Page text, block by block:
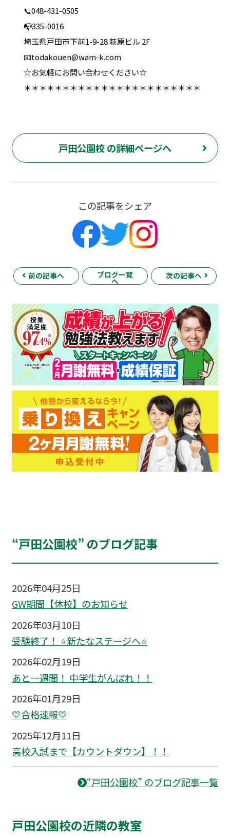
📞048-431-0505
📭335-0016
埼玉県戸田市下前1-9-28 萩原ビル 2F
📧todakouen@wam-k.com
☆お気軽にお問い合わせください☆
＊＊＊＊＊＊＊＊＊＊＊＊＊＊＊＊＊＊＊＊＊＊＊
戸田公園校 の詳細ページへ
この記事をシェア
前の記事へ ブログ一覧
へ
次の記事へ
“戸田公園校” のブログ記事
2026年04月25日
GW期間【休校】のお知らせ
2026年03月10日
受験終了！ ⭐新たなステージへ⭐
2026年02月19日
あと一週間！ 中学生がんばれ！！
2026年01月29日
💛合格速報💛
2025年12月11日
高校入試まで【カウントダウン】！！
“戸田公園校” のブログ記事一覧
戸田公園校の近隣の教室